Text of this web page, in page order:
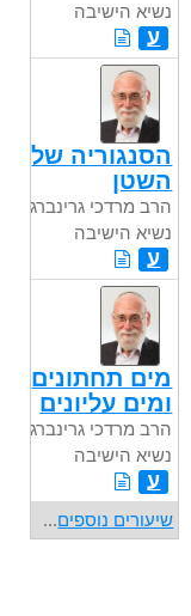
נשיא הישיבה
ע
הסנגוריה של
השטן
הרב מרדכי גרינברג
נשיא הישיבה
ע
מים תחתונים
ומים עליונים
הרב מרדכי גרינברג
נשיא הישיבה
ע
שיעורים נוספים...